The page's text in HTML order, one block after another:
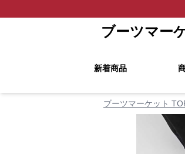
ブーツマー
新着商品
ブーツマーケット